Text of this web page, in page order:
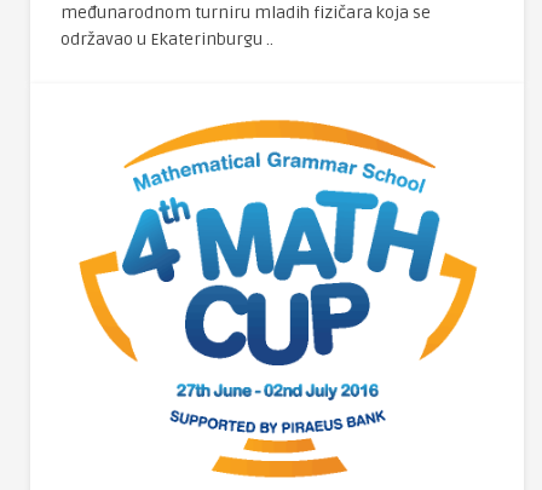
međunarodnom turniru mladih fizičara koja se
održavao u Ekaterinburgu ..